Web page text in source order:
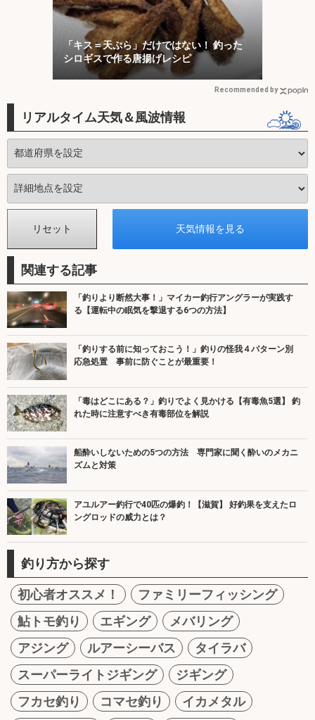
「キス＝天ぷら」だけではない！ 釣った
シロギスで作る唐揚げレシピ
Recommended by
リアルタイム天気＆風波情報
関連する記事
「釣りより断然大事！」マイカー釣行アングラーが実践す
る【運転中の眠気を撃退する6つの方法】
「釣りする前に知っておこう！」釣りの怪我４パターン別
応急処置 事前に防ぐことが最重要！
「毒はどこにある？」釣りでよく見かける【有毒魚5選】 釣
れた時に注意すべき有毒部位を解説
船酔いしないための5つの方法 専門家に聞く酔いのメカニ
ズムと対策
アユルアー釣行で40匹の爆釣！【滋賀】 好釣果を支えたロ
ングロッドの威力とは？
釣り方から探す
初心者オススメ！
ファミリーフィッシング
鮎トモ釣り
エギング
メバリング
アジング
ルアーシーバス
タイラバ
スーパーライトジギング
ジギング
フカセ釣り
コマセ釣り
イカメタル